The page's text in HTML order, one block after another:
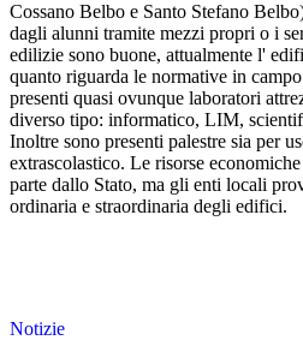
Cossano Belbo e Santo Stefano
dagli alunni tramite mezzi propri o i
edilizie sono buone, attualmente l'
quanto riguarda le normative in
presenti quasi ovunque laboratori
diverso tipo: informatico, LIM,
Inoltre sono presenti palestre sia per
extrascolastico. Le risorse
parte dallo Stato, ma gli enti locali
ordinaria e straordinaria degli edifici.
Notizie